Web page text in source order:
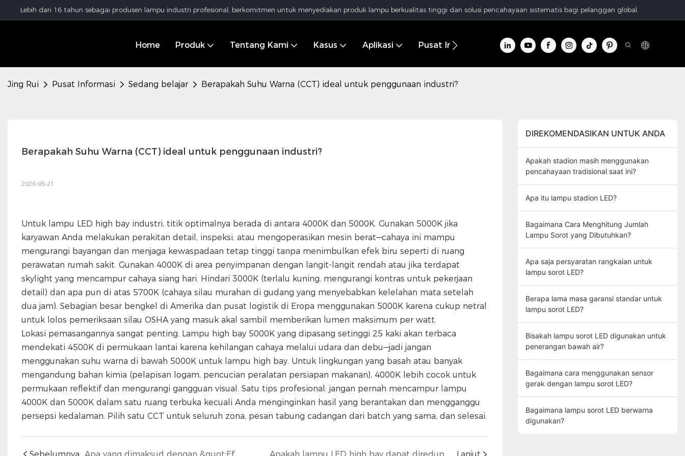
Lebih dari 16 tahun sebagai produsen lampu industri profesional, berkomitmen untuk menyediakan produk lampu berkualitas tinggi dan solusi pencahayaan sistematis bagi pelanggan global.
Home Produk Tentang Kami Kasus Aplikasi Pusat Informasi Hubungi kami
Jing Rui Pusat Informasi Sedang belajar Berapakah Suhu Warna (CCT) ideal untuk penggunaan industri?
Berapakah Suhu Warna (CCT) ideal untuk penggunaan industri?
2026-05-21
Untuk lampu LED high bay industri, titik optimalnya berada di antara 4000K dan 5000K. Gunakan 5000K jika
karyawan Anda melakukan perakitan detail, inspeksi, atau mengoperasikan mesin berat—cahaya ini mampu
mengurangi bayangan dan menjaga kewaspadaan tetap tinggi tanpa menimbulkan efek biru seperti di ruang
perawatan rumah sakit. Gunakan 4000K di area penyimpanan dengan langit-langit rendah atau jika terdapat
skylight yang mencampur cahaya siang hari. Hindari 3000K (terlalu kuning, mengurangi kontras untuk pekerjaan
detail) dan apa pun di atas 5700K (cahaya silau murahan di gudang yang menyebabkan kelelahan mata setelah
dua jam). Sebagian besar bengkel di Amerika dan pusat logistik di Eropa menggunakan 5000K karena cukup netral
untuk lolos pemeriksaan silau OSHA yang masuk akal sambil memberikan lumen maksimum per watt.
Lokasi pemasangannya sangat penting. Lampu high bay 5000K yang dipasang setinggi 25 kaki akan terbaca
mendekati 4500K di permukaan lantai karena kehilangan cahaya melalui udara dan debu—jadi jangan
menggunakan suhu warna di bawah 5000K untuk lampu high bay. Untuk lingkungan yang basah atau banyak
mengandung bahan kimia (pelapisan logam, pencucian peralatan persiapan makanan), 4000K lebih cocok untuk
permukaan reflektif dan mengurangi gangguan visual. Satu tips profesional: jangan pernah mencampur lampu
4000K dan 5000K dalam satu ruang terbuka kecuali Anda menginginkan hasil yang berantakan dan mengganggu
persepsi kedalaman. Pilih satu CCT untuk seluruh zona, pesan tabung cadangan dari batch yang sama, dan selesai.
DIREKOMENDASIKAN UNTUK ANDA
Apakah stadion masih menggunakan
pencahayaan tradisional saat ini?
Apa itu lampu stadion LED?
Bagaimana Cara Menghitung Jumlah
Lampu Sorot yang Dibutuhkan?
Apa saja persyaratan rangkaian untuk
lampu sorot LED?
Berapa lama masa garansi standar untuk
lampu sorot LED?
Bisakah lampu sorot LED digunakan untuk
penerangan bawah air?
Bagaimana cara menggunakan sensor
gerak dengan lampu sorot LED?
Bagaimana lampu sorot LED berwarna
digunakan?